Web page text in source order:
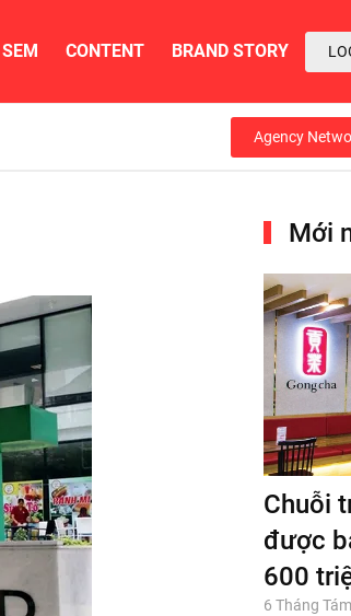
SEM CONTENT BRAND STORY
Agency
Mới
Chuỗi
được
600
6 Tháng